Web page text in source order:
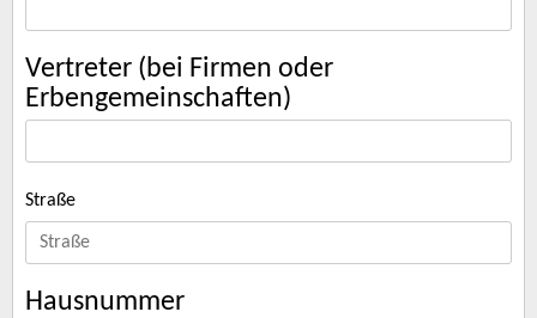
Vertreter (bei Firmen oder
Erbengemeinschaften)
Straße
Hausnummer